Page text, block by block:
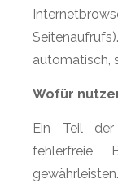
automatisch,
Wofür
Ein Teil
fehlerfreie